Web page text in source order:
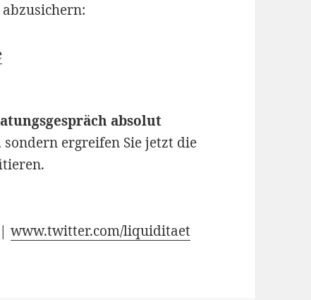
absolut
ergreifen Sie jetzt die
|www.twitter.com/liquiditaet